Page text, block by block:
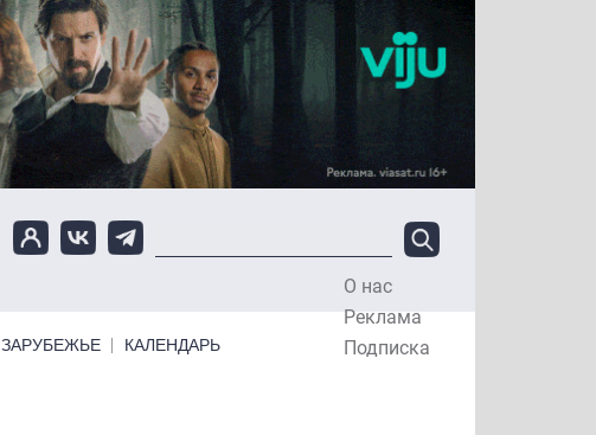
О нас
Реклама
Подписка
ЗАРУБЕЖЬЕ КАЛЕНДАРЬ